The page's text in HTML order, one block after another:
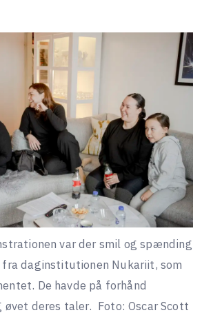
var der smil og spænding
daginstitutionen Nukariit, som
De havde på forhånd
deres taler. Foto: Oscar Scott